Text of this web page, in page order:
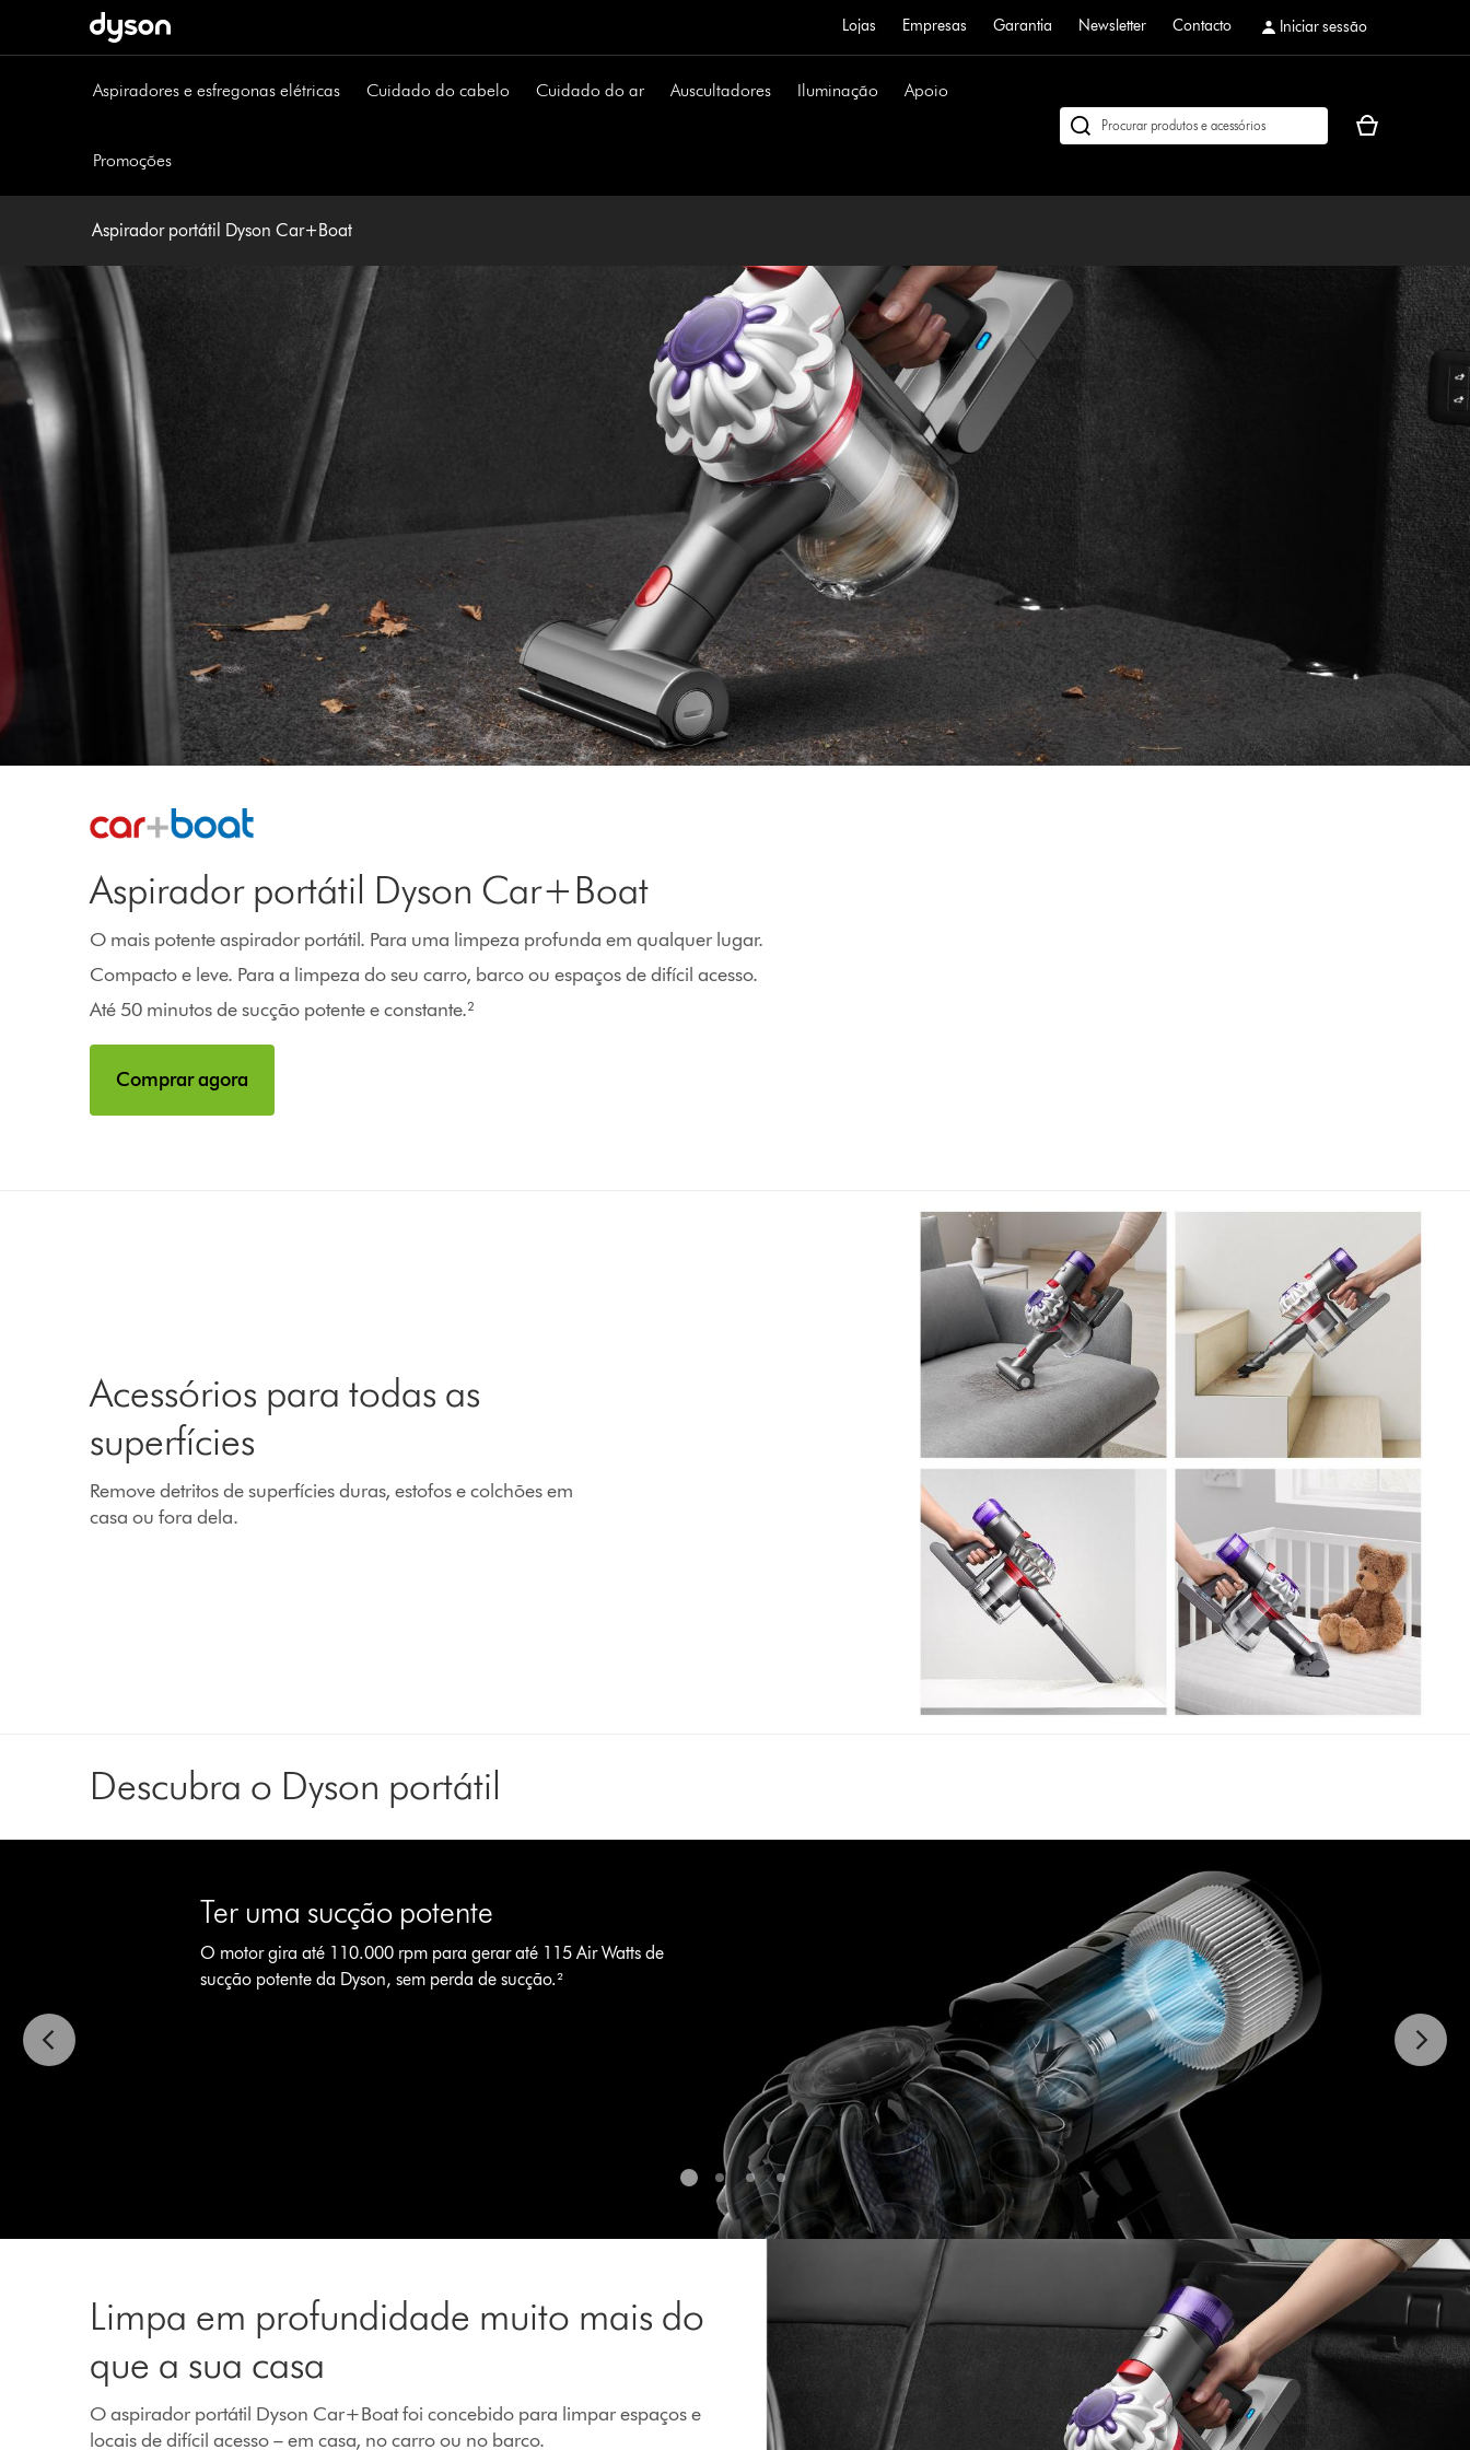
Lojas Empresas Garantia Newsletter Contacto Iniciar sessão
Aspiradores e esfregonas elétricas Cuidado do cabelo Cuidado do ar Auscultadores Iluminação Apoio
Promoções
Pesquisar
O
de
Aspirador portátil Dyson Car+Boat
Aspirador portátil Dyson Car+Boat
O mais potente aspirador portátil. Para uma limpeza profunda em qualquer lugar.
Compacto e leve. Para a limpeza do seu carro, barco ou espaços de difícil acesso.
Até 50 minutos de sucção potente e constante.²
Comprar agora
Acessórios para todas as
superfícies
Remove detritos de superfícies duras, estofos e colchões em
casa ou fora dela.
Descubra o Dyson portátil
Ter uma sucção potente
O motor gira até 110.000 rpm para gerar até 115 Air Watts de
sucção potente da Dyson, sem perda de sucção.²
Limpa em profundidade muito mais do
que a sua casa
O aspirador portátil Dyson Car+Boat foi concebido para limpar espaços e
locais de difícil acesso – em casa, no carro ou no barco.